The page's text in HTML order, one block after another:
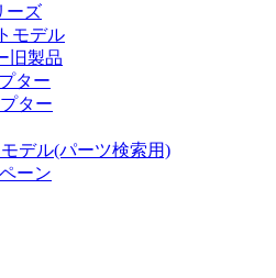
ーズ
モデル
旧製品
ター
ター
モデル(パーツ検索用)
ーン